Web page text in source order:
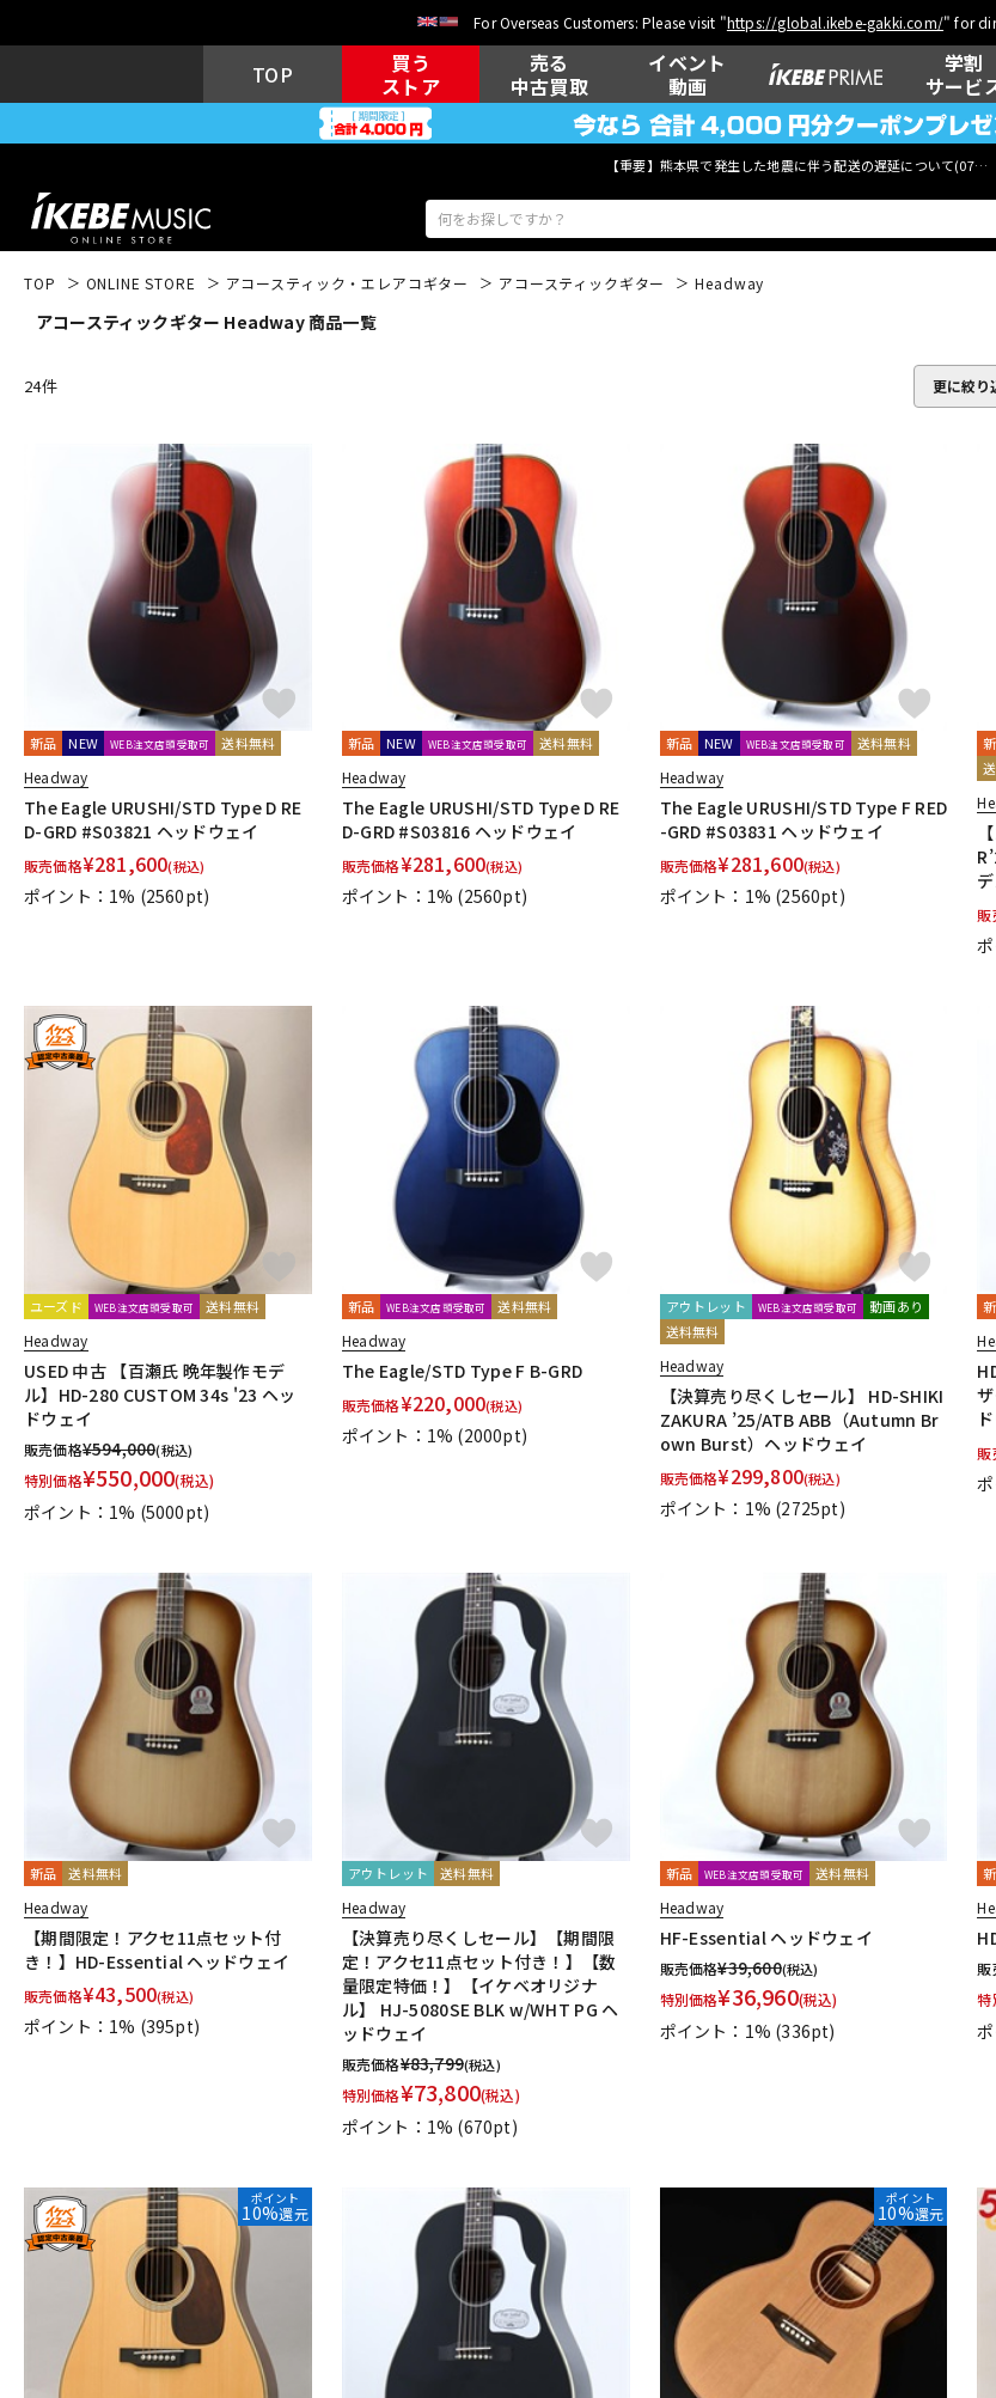
For Overseas Customers: Please visit "https://global.ikebe-gakki.com/" for
TOP
買う
ストア
売る
中古買取
イベント
動画
学割
サービ
【重要】熊本県で発生した地震に伴う配送の遅延について(07月29日
エレキギター
キーボード 電子ピアノ
DJ機器 DTM DTM オンラ
グ機器
ヴィンテージ
TOP ONLINE STORE アコースティック・エレアコギター アコースティックギター Headway
アコースティックギター Headway 商品一覧
24件 更に絞り
新品 NEW WEB注文店頭受取可 送料無料
Headway
The Eagle URUSHI/STD Type D RE
D-GRD #S03821 ヘッドウェイ
販売価格¥281,600(税込)
ポイント：1% (2560pt)
新品 NEW WEB注文店頭受取可 送料無料
Headway
The Eagle URUSHI/STD Type D RE
D-GRD #S03816 ヘッドウェイ
販売価格¥281,600(税込)
ポイント：1% (2560pt)
新品 NEW WEB注文店頭受取可 送料無料
Headway
The Eagle URUSHI/STD Type F RED
-GRD #S03831 ヘッドウェイ
販売価格¥281,600(税込)
ポイント：1% (2560pt)
販
ユーズド WEB注文店頭受取可 送料無料
Headway
USED 中古 【百瀬氏 晩年製作モデ
ル】HD-280 CUSTOM 34s '23 ヘッ
ドウェイ
販売価格¥594,000(税込)
特別価格¥550,000(税込)
ポイント：1% (5000pt)
新品 WEB注文店頭受取可 送料無料
Headway
The Eagle/STD Type F B-GRD
販売価格¥220,000(税込)
ポイント：1% (2000pt)
アウトレット WEB注文店頭受取可
動画あり
送料無料
Headway
【決算売り尽くしセール】 HD-SHIKI
ZAKURA ’25/ATB ABB（Autumn Br
own Burst）ヘッドウェイ
販売価格¥299,800(税込)
ポイント：1% (2725pt)
販
新品 送料無料
Headway
【期間限定！アクセ11点セット付
き！】HD-Essential ヘッドウェイ
販売価格¥43,500(税込)
ポイント：1% (395pt)
アウトレット 送料無料
Headway
【決算売り尽くしセール】【期間限
定！アクセ11点セット付き！】【数
量限定特価！】【イケベオリジナ
ル】 HJ-5080SE BLK w/WHT PG ヘ
ッドウェイ
販売価格¥83,799(税込)
特別価格¥73,800(税込)
ポイント：1% (670pt)
新品 WEB注文店頭受取可 送料無料
Headway
HF-Essential ヘッドウェイ
販売価格¥39,600(税込)
特別価格¥36,960(税込)
ポイント：1% (336pt)
販
特
ポイント
10%還元
ポイント
10%還元